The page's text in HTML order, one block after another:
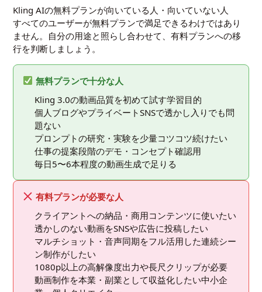
Kling AIの無料プランが向いている人・向いていない人
すべてのユーザーが無料プランで満足できるわけではあり
ません。自分の用途と照らし合わせて、有料プランへの移
行を判断しましょう。
無料プランで十分な人
Kling 3.0の動画品質を初めて試す学習目的
個人ブログやプライベートSNSで透かし入りでも問
題ない
プロンプトの研究・実験を少量コツコツ続けたい
仕事の提案段階のデモ・コンセプト確認用
毎日5〜6本程度の動画生成で足りる
有料プランが必要な人
クライアントへの納品・商用コンテンツに使いたい
透かしのない動画をSNSや広告に投稿したい
マルチショット・音声同期をフル活用した連続シー
ン制作がしたい
1080p以上の高解像度出力や長尺クリップが必要
動画制作を本業・副業として収益化したい中小企